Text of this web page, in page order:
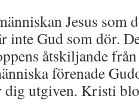
Jesus
inte Gud som dör.
åtskiljande
förenade
dig utgiven. Kristi